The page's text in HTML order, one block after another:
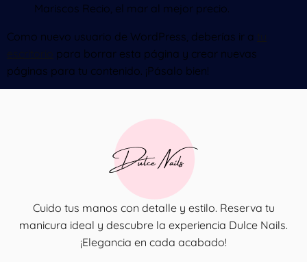
Mariscos Recio, el mar al mejor precio.
Como nuevo usuario de WordPress, deberías ir a tu
escritorio
para borrar esta página y crear nuevas
páginas para tu contenido. ¡Pásalo bien!
Cuido tus manos con detalle y estilo. Reserva tu
manicura ideal y descubre la experiencia Dulce Nails.
¡Elegancia en cada acabado!